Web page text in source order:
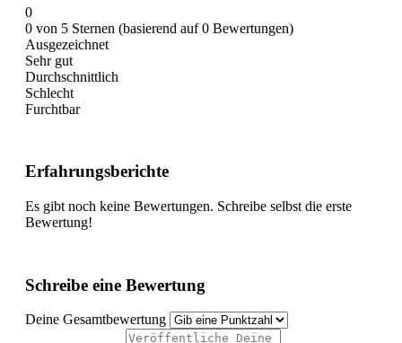
0
0 von 5 Sternen (basierend auf 0 Bewertungen)
Ausgezeichnet
Sehr gut
Durchschnittlich
Schlecht
Furchtbar
Erfahrungsberichte
Es gibt noch keine Bewertungen. Schreibe selbst die erste
Bewertung!
Schreibe eine Bewertung
Deine Gesamtbewertung